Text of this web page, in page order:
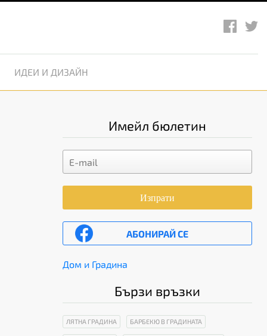
ИДЕИ И ДИЗАЙН
Имейл бюлетин
Изпрати
АБОНИРАЙ СЕ
Дом и Градина
Бързи връзки
ЛЯТНА ГРАДИНА БАРБЕКЮ В ГРАДИНАТА